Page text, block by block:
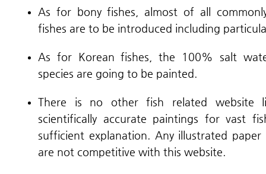
As for bony fishes, almost of all
fishes are to be introduced including
As for Korean fishes, the 100% salt
species are going to be painted.
There is no other fish related website
scientifically accurate paintings for vast
sufficient explanation. Any illustrated
are not competitive with this website.